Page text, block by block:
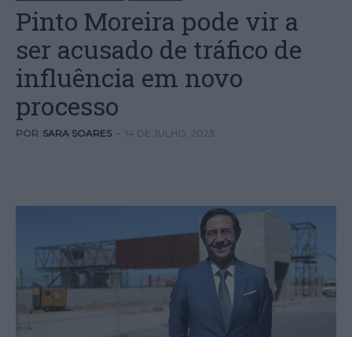
Pinto Moreira pode vir a
ser acusado de tráfico de
influência em novo
processo
POR SARA SOARES - 14 DE JULHO, 2023